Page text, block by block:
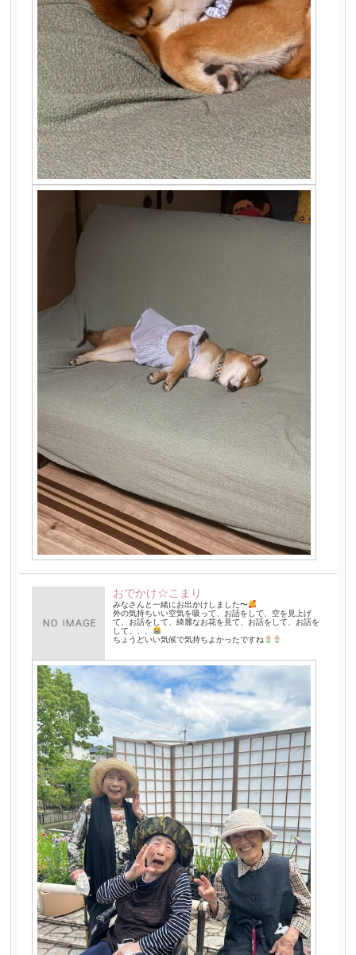
おでかけ☆こまり
みなさんと一緒にお出かけしました〜
外の気持ちいい空気を吸って、お話をして、空を見上げ
て、お話をして、綺麗なお花を見て、お話をして、お話を
して、、、
ちょうどいい気候で気持ちよかったですね